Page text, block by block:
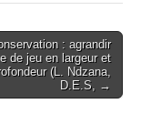
: agrandir
de jeu en largeur et
(L. Ndzana,
D.E.S, →